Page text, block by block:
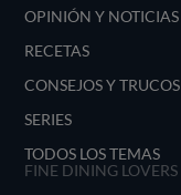
OPINIÓN Y NOTICIAS
RECETAS
CONSEJOS Y TRUCOS
SERIES
TODOS LOS TEMAS
FINE DINING LOVERS